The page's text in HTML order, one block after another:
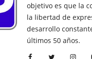
objetivo es que la
la libertad de
desarrollo
últimos 50 años.